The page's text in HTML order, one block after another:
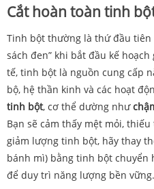
Cắt hoàn toàn tinh
Tinh bột thường là thứ đầu tiên
sách đen” khi bắt đầu kế
tế, tinh bột là nguồn cung cấp
bộ, hệ thần kinh và các hoạt
tinh bột, cơ thể dường như
Bạn sẽ cảm thấy mệt mỏi,
giảm lượng tinh bột, hãy thay
bánh mì) bằng tinh bột chuyển
để duy trì năng lượng bền vững.